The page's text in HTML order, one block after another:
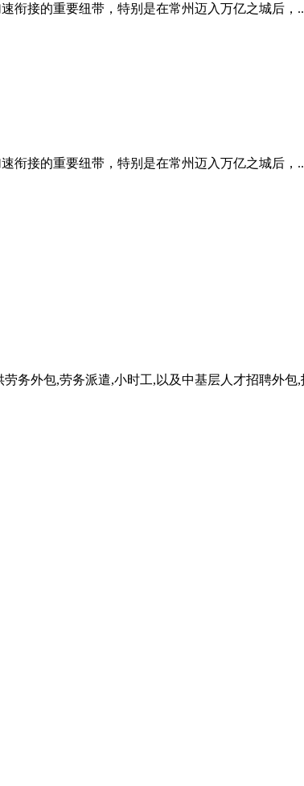
衔接的重要纽带，特别是在常州迈入万亿之城后，
衔接的重要纽带，特别是在常州迈入万亿之城后，
务外包,劳务派遣,小时工,以及中基层人才招聘外